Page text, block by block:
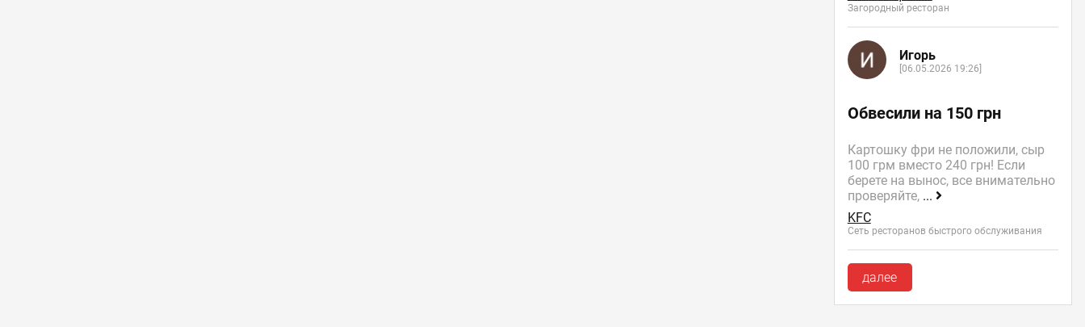
Загородный ресторан
Игорь
[06.05.2026 19:26]
Обвесили на 150 грн
Картошку фри не положили, сыр
100 грм вместо 240 грн! Если
берете на вынос, все внимательно
проверяйте, ...
KFC
Сеть ресторанов быстрого обслуживания
далее